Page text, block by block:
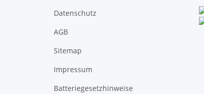
Datenschutz
AGB
Sitemap
Impressum
Batteriegesetzhinweise